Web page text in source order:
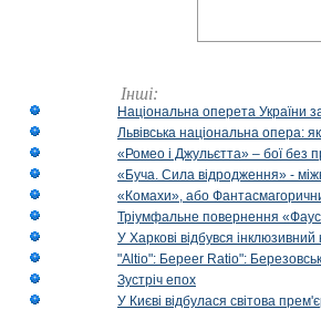
Інші:
Національна оперета України
Львівська національна опера:
«Ромео і Джульєтта» – бої без
«Буча. Сила відродження» -
«Комахи», або
Тріумфальне повернення
У Харкові відбувся
"Altio": Береer Ratio":
Зустріч епох
У Києві відбулася світова